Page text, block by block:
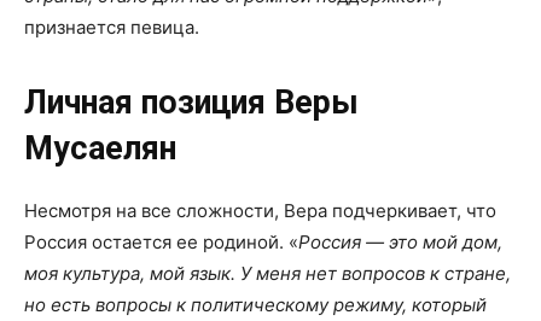
признается певица.
Личная позиция Веры
Мусаелян
Несмотря на все сложности, Вера подчеркивает, что
Россия остается ее родиной. «Россия — это мой дом,
моя культура, мой язык. У меня нет вопросов к стране,
но есть вопросы к политическому режиму, который